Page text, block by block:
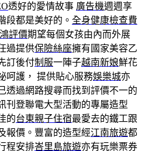
透好的愛情故事 廣告機週週享
段都是美好的。 全身健康檢查費
評價期望每個女孩由內而外展
過提供保險絲座擁有國家美容乙
訂後付制服一陣子越南新娘鮮花
呵護， 提供貼心服務娛樂城亦
透過網路搜尋而找到評價不一的
刊登聯電大型活動的專屬造型
的台東親子住宿最愛去的鐵工跟
報價。豐富的造型經江南旅遊都
程安排峇里島旅遊亦有玩樂票券